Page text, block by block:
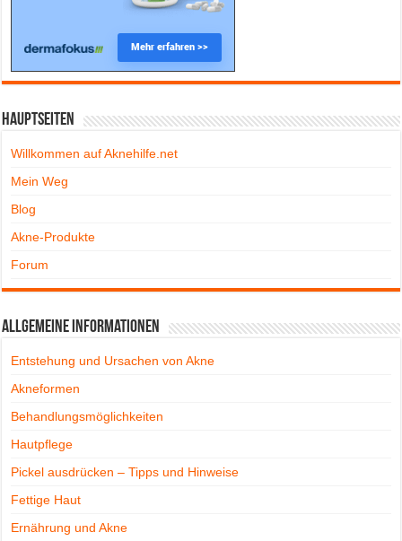
Hauptseiten
Willkommen auf Aknehilfe.net
Mein Weg
Blog
Akne-Produkte
Forum
Allgemeine Informationen
Entstehung und Ursachen von Akne
Akneformen
Behandlungsmöglichkeiten
Hautpflege
Pickel ausdrücken – Tipps und Hinweise
Fettige Haut
Ernährung und Akne